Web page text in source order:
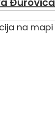
na mapi